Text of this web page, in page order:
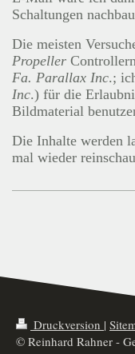
Schaltungen
Die meisten
Propeller
Fa. Parallax Inc.;
Inc.) für die
Bildmaterial
Die Inhalte werden
mal wieder
Druckversion |
© Reinhard Rahner -